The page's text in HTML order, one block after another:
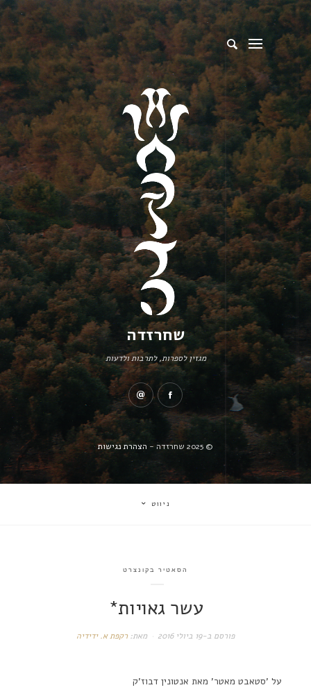
שחרזדה
מגזין לספרות, לתרבות ולדעות
© 2025 שחרזדה - הצהרת נגישות
ניווט
הסאטיר בקונצרט
עשר גאויות*
פורסם ב-19 ביולי 2016 מאת:רקפת א. ידידיה
על 'סטאבט מאטר' מאת אנטונין דבוז'ק